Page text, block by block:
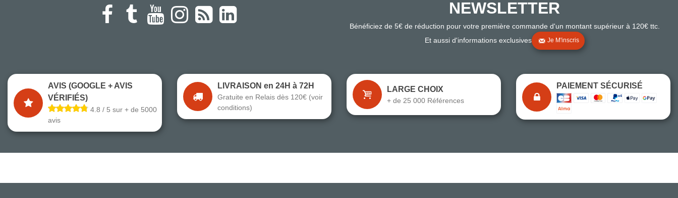
NEWSLETTER
Bénéficiez de 5€ de réduction pour votre première commande d'un montant supérieur à 120€ ttc.
Et aussi d'informations exclusives
Je M'inscris
AVIS (GOOGLE + AVIS
VÉRIFIÉS)
4.8 / 5 sur + de 5000
avis
LIVRAISON en 24H à 72H
Gratuite en Relais dès 120€ (voir
conditions)
LARGE CHOIX
+ de 25 000 Références
PAIEMENT SÉCURISÉ